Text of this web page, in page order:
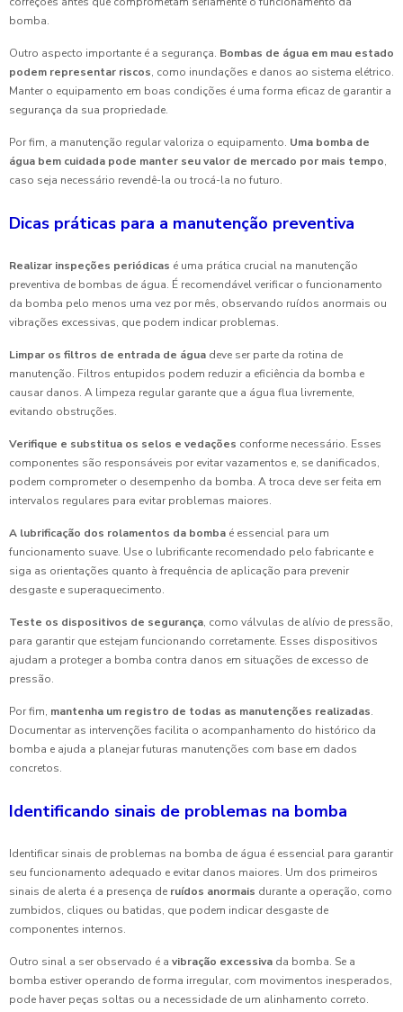
bomba.
Outro aspecto importante é a segurança. Bombas de água em mau estado
podem representar riscos, como inundações e danos ao sistema elétrico.
Manter o equipamento em boas condições é uma forma eficaz de garantir a
segurança da sua propriedade.
Por fim, a manutenção regular valoriza o equipamento. Uma bomba de
água bem cuidada pode manter seu valor de mercado por mais tempo,
caso seja necessário revendê-la ou trocá-la no futuro.
Dicas práticas para a manutenção preventiva
Realizar inspeções periódicas é uma prática crucial na manutenção
preventiva de bombas de água. É recomendável verificar o funcionamento
da bomba pelo menos uma vez por mês, observando ruídos anormais ou
vibrações excessivas, que podem indicar problemas.
Limpar os filtros de entrada de água deve ser parte da rotina de
manutenção. Filtros entupidos podem reduzir a eficiência da bomba e
causar danos. A limpeza regular garante que a água flua livremente,
evitando obstruções.
Verifique e substitua os selos e vedações conforme necessário. Esses
componentes são responsáveis por evitar vazamentos e, se danificados,
podem comprometer o desempenho da bomba. A troca deve ser feita em
intervalos regulares para evitar problemas maiores.
A lubrificação dos rolamentos da bomba é essencial para um
funcionamento suave. Use o lubrificante recomendado pelo fabricante e
siga as orientações quanto à frequência de aplicação para prevenir
desgaste e superaquecimento.
Teste os dispositivos de segurança, como válvulas de alívio de pressão,
para garantir que estejam funcionando corretamente. Esses dispositivos
ajudam a proteger a bomba contra danos em situações de excesso de
pressão.
Por fim, mantenha um registro de todas as manutenções realizadas.
Documentar as intervenções facilita o acompanhamento do histórico da
bomba e ajuda a planejar futuras manutenções com base em dados
concretos.
Identificando sinais de problemas na bomba
Identificar sinais de problemas na bomba de água é essencial para garantir
seu funcionamento adequado e evitar danos maiores. Um dos primeiros
sinais de alerta é a presença de ruídos anormais durante a operação, como
zumbidos, cliques ou batidas, que podem indicar desgaste de
componentes internos.
Outro sinal a ser observado é a vibração excessiva da bomba. Se a
bomba estiver operando de forma irregular, com movimentos inesperados,
pode haver peças soltas ou a necessidade de um alinhamento correto.